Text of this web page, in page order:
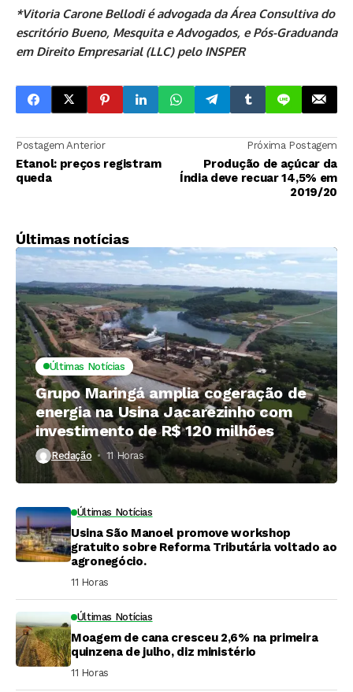
*Vitoria Carone Bellodi é advogada da Área Consultiva do
escritório Bueno, Mesquita e Advogados, e Pós-Graduanda
em Direito Empresarial (LLC) pelo INSPER
Postagem Anterior
Etanol: preços registram
queda
Próxima Postagem
Produção de açúcar da
Índia deve recuar 14,5% em
2019/20
Últimas notícias
Últimas Notícias
Grupo Maringá amplia cogeração de
energia na Usina Jacarezinho com
investimento de R$ 120 milhões
Redação 11 Horas ⁮
Últimas Notícias
Usina São Manoel promove workshop
gratuito sobre Reforma Tributária voltado ao
agronegócio.
11 Horas ⁮
Últimas Notícias
Moagem de cana cresceu 2,6% na primeira
quinzena de julho, diz ministério
11 Horas ⁮